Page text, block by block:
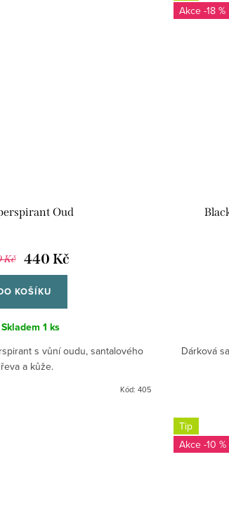
Oud
Kč 440 Kč
KOŠÍKU
Skladem1 ks
s vůní oudu, santalového
a kůže.
Kód: 405
-18 %
Dárková
Tip
-10 %